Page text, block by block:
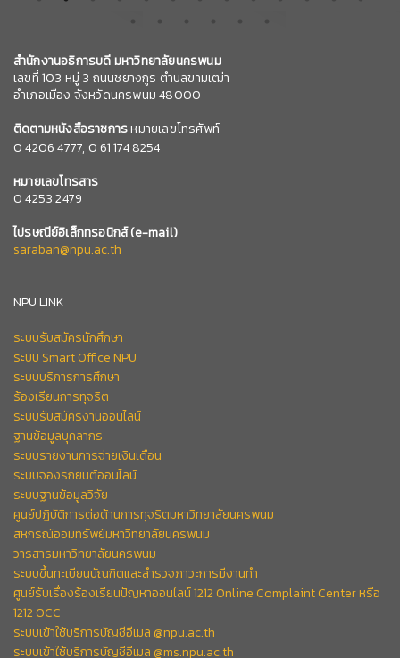
สำนักงานอธิการบดี มหาวิทยาลัยนครพนม
เลขที่ 103 หมู่ 3 ถนนชยางกูร ตำบลขามเฒ่า
อำเภอเมือง จังหวัดนครพนม 48000
ติดตามหนังสือราชการหมายเลขโทรศัพท์
04206 4777, 0 61 174 8254
หมายเลขโทรสาร
0 4253 2479
ไปรษณีย์อิเล็กทรอนิกส์(e-mail)
saraban@npu.ac.th
NPU LINK
ระบบรับสมัครนักศึกษา
ระบบ Smart Office NPU
ระบบบริการการศึกษา
ร้องเรียนการทุจริต
ระบบรับสมัครงานออนไลน์
ฐานข้อมูลบุคลากร
ระบบรายงานการจ่ายเงินเดือน
ระบบจองรถยนต์ออนไลน์
ระบบฐานข้อมูลวิจัย
ศูนย์ปฏิบัติการต่อต้านการทุจริตมหาวิทยาลัยนครพนม
สหกรณ์ออมทรัพย์มหาวิทยาลัยนครพนม
วารสารมหาวิทยาลัยนครพนม
ระบบขึ้นทะเบียนบัณฑิตและสำรวจภาวะการมีงานทำ
ศูนย์รับเรื่องร้องเรียนปัญหาออนไลน์ 1212 Online Complaint Center หรือ
1212 OCC
ระบบเข้าใช้บริการบัญชีอีเมล @npu.ac.th
ระบบเข้าใช้บริการบัญชีอีเมล @ms.npu.ac.th